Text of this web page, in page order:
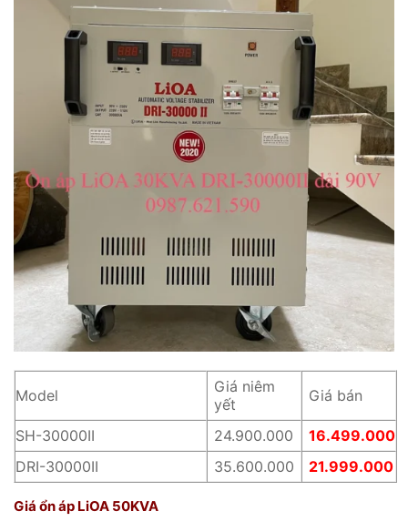
Model
Giá niêm
yết
Giá bán
SH-30000II 24.900.000
16.499.000
DRI-30000II
35.600.000 21.999.000
Giá ổn áp LiOA 50KVA